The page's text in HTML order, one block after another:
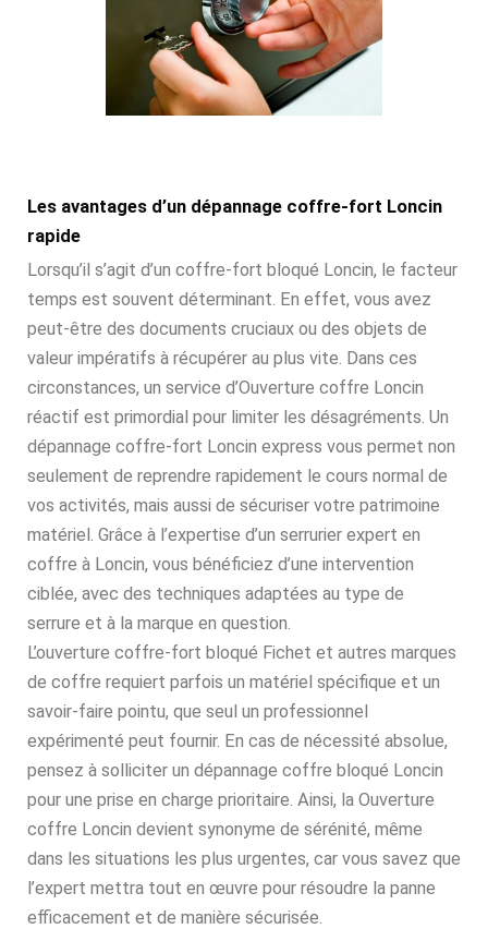
Les avantages d’un dépannage coffre-fort Loncin
rapide
Lorsqu’il s’agit d’un coffre-fort bloqué Loncin, le facteur
temps est souvent déterminant. En effet, vous avez
peut-être des documents cruciaux ou des objets de
valeur impératifs à récupérer au plus vite. Dans ces
circonstances, un service d’Ouverture coffre Loncin
réactif est primordial pour limiter les désagréments. Un
dépannage coffre-fort Loncin express vous permet non
seulement de reprendre rapidement le cours normal de
vos activités, mais aussi de sécuriser votre patrimoine
matériel. Grâce à l’expertise d’un serrurier expert en
coffre à Loncin, vous bénéficiez d’une intervention
ciblée, avec des techniques adaptées au type de
serrure et à la marque en question.
L’ouverture coffre-fort bloqué Fichet et autres marques
de coffre requiert parfois un matériel spécifique et un
savoir-faire pointu, que seul un professionnel
expérimenté peut fournir. En cas de nécessité absolue,
pensez à solliciter un dépannage coffre bloqué Loncin
pour une prise en charge prioritaire. Ainsi, la Ouverture
coffre Loncin devient synonyme de sérénité, même
dans les situations les plus urgentes, car vous savez que
l’expert mettra tout en œuvre pour résoudre la panne
efficacement et de manière sécurisée.